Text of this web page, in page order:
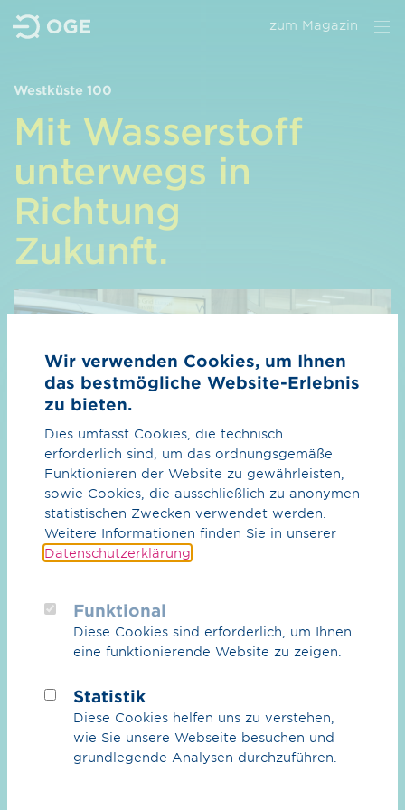
zum Magazin
Unser Anspruch
Nachhaltigkeit
Management
Kontakt
Wasserstoff
H₂-Kernnetz
H₂-Importkorridore
CO₂ im Überblick
Das CO₂-Netz
Partner
Erdgas & Biogas
Überblick Erdgas & Biogas
Biogas
Dienstleistungen
Wir verwenden Cookies, um Ihnen
das bestmögliche Website-Erlebnis
zu bieten.
Dies umfasst Cookies, die technisch
erforderlich sind, um das ordnungsgemäße
Funktionieren der Website zu gewährleisten,
sowie Cookies, die ausschließlich zu anonymen
statistischen Zwecken verwendet werden.
Weitere Informationen finden Sie in unserer
Datenschutzerklärung
Funktional
Diese Cookies sind erforderlich, um Ihnen
eine funktionierende Website zu zeigen.
Statistik
Diese Cookies helfen uns zu verstehen,
wie Sie unsere Webseite besuchen und
grundlegende Analysen durchzuführen.
Westküste 100
Mit Wasserstoff
unterwegs in
Richtung
Zukunft.
Zwei Wasserstoff-Experten von OGE
machen sich auf den Weg zu einem unserer
neuesten Projekte: dem Reallabor
beiden Reisenden fahren mit einem
Hyundai Nexo von Essen nach Schleswig-
Holstein. Wir meinen: Besser als mit einem
Wasserstoff-Fahrzeug kann man nicht zu